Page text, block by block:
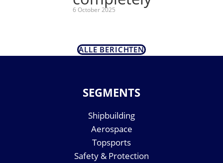
6 October 2025
ALLE BERICHTEN
SEGMENTS
Shipbuilding
Aerospace
Topsports
Safety & Protection